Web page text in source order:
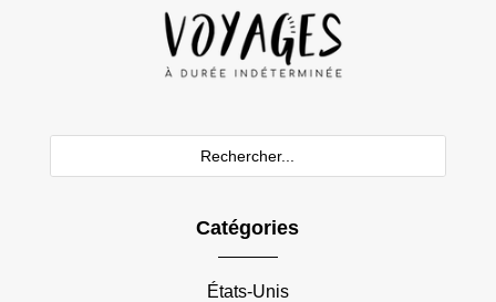
Catégories
États-Unis